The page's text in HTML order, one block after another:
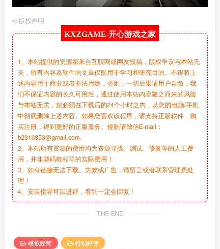
© 版权声明
KXZGAME-开心游戏之家
1、本站提供的资源都来自互联网或网友投稿，版权争议与本站无
关，所有内容及软件的文章仅限用于学习和研究目的。不得将上
述内容用于商业或者非法用途，否则，一切后果请用户自负，我
们不保证内容的长久可用性，通过使用本站内容随之而来的风险
与本站无关，您必须在下载后的24个小时之内，从您的电脑/手机
中彻底删除上述内容。如果您喜欢该程序，请支持正版软件，购
买注册，得到更好的正版服务。侵删请致信E-mail：
b2313853@gmail.com.
2、本站所有资源的费用均为资源寻找、测试、修复等的人工费
用，并非源码教程等的实际费用！
3、如有链接无法下载、失效或广告，请留言或者联系管理员处
理！
4、安装指导可以进群，看到一定会回复！
THE END
模拟经营
特别好评